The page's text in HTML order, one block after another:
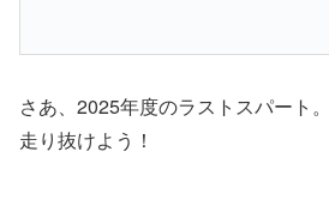
さあ、2025年度のラストスパート
走り抜けよう！